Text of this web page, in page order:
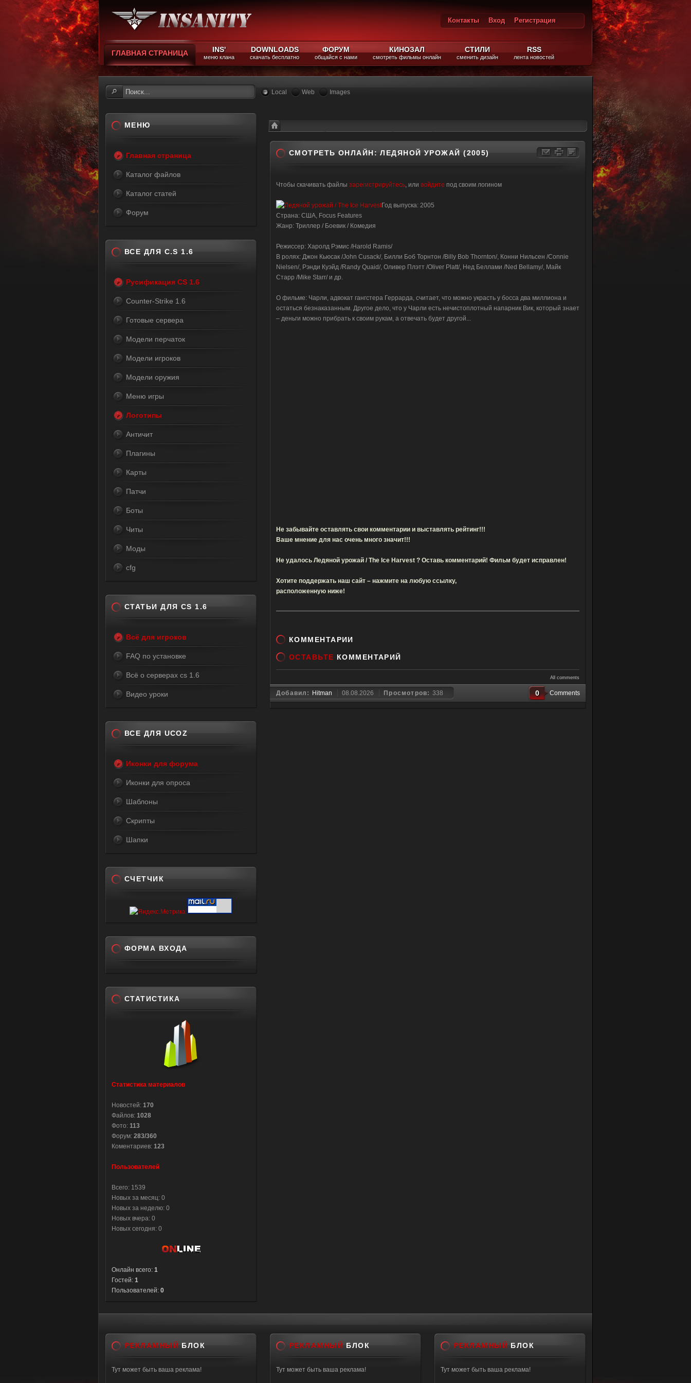
Контакты Вход
Регистрация
ГЛАВНАЯ СТРАНИЦА INS'
меню клана
DOWNLOADS
скачать бесплатно
ФОРУМ
общайся с нами
КИНОЗАЛ
смотреть фильмы онлайн
СТИЛИ
сменить дизайн
RSS
лента новостей
Local Web Images
СМОТРЕТЬ ОНЛАЙН: ЛЕДЯНОЙ УРОЖАЙ (2005)
Чтобы скачивать файлы зарегистрируйтесь, или войдите под своим логином
Год выпуска: 2005
Страна: США, Focus Features
Жанр: Триллер / Боевик / Комедия
Режиссер: Харолд Рэмис /Harold Ramis/
В ролях: Джон Кьюсак /John Cusack/, Билли Боб Торнтон /Billy Bob Thornton/, Конни Нильсен /Connie
Nielsen/, Рэнди Куэйд /Randy Quaid/, Оливер Плэтт /Oliver Platt/, Нед Беллами /Ned Bellamy/, Майк
Старр /Mike Starr/ и др.
О фильме: Чарли, адвокат гангстера Геррарда, считает, что можно украсть у босса два миллиона и
остаться безнаказанным. Другое дело, что у Чарли есть нечистоплотный напарник Вик, который знает
– деньги можно прибрать к своим рукам, а отвечать будет другой...
Не забывайте оставлять свои комментарии и выставлять рейтинг!!!
Ваше мнение для нас очень много значит!!!
Не удалось Ледяной урожай / The Ice Harvest ? Оставь комментарий! Фильм будет исправлен!
Хотите поддержать наш сайт – нажмите на любую ссылку,
расположенную ниже!
КОММЕНТАРИИ
ОСТАВЬТЕ КОММЕНТАРИЙ
All comments
Добавил: Hitman 08.08.2026 Просмотров: 338 0 Comments
МЕНЮ
Главная страница
Каталог файлов
Каталог статей
Форум
ВСЕ ДЛЯ C.S 1.6
Русификация CS 1.6
Counter-Strike 1.6
Готовые сервера
Модели перчаток
Модели игроков
Модели оружия
Меню игры
Логотипы
Античит
Плагины
Карты
Патчи
Боты
Читы
Моды
cfg
СТАТЬИ ДЛЯ CS 1.6
Всё для игроков
FAQ по установке
Всё о серверах cs 1.6
Видео уроки
ВСЕ ДЛЯ UCOZ
Иконки для форума
Иконки для опроса
Шаблоны
Скрипты
Шапки
СЧЕТЧИК
ФОРМА ВХОДА
СТАТИСТИКА
Статистика материалов
Новостей: 170
Файлов: 1028
Фото: 113
Форум: 283/360
Коментариев: 123
Пользователей
Всего: 1539
Новых за месяц: 0
Новых за неделю: 0
Новых вчера: 0
Новых сегодня: 0
Онлайн всего: 1
Гостей: 1
Пользователей: 0
РЕКЛАМНЫЙ БЛОК
Тут может быть ваша реклама!
РЕКЛАМНЫЙ БЛОК
Тут может быть ваша реклама!
РЕКЛАМНЫЙ БЛОК
Тут может быть ваша реклама!